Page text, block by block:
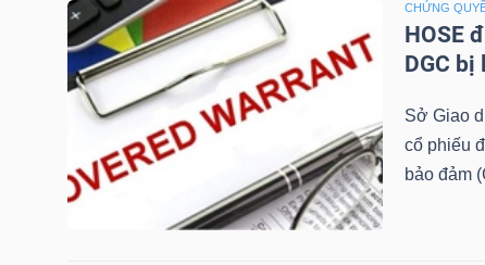
CHỨNG
HOSE
DGC bị
Sở Giao
cổ phiếu
bảo đảm
CHÍNH
NHÂN
PHÂN
TÍCH